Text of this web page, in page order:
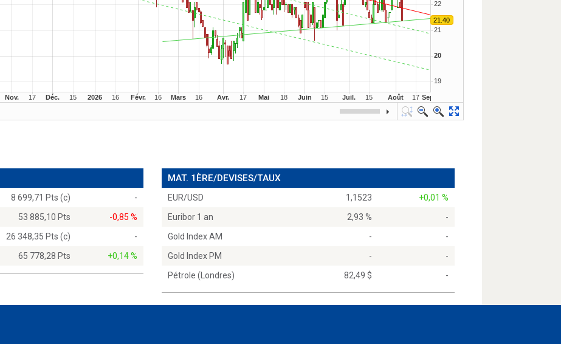
8 699,71 Pts (c)
-
53 885,10 Pts
-0,85 %
26 348,35 Pts (c)
-
65 778,28 Pts +0,14 %
MAT. 1ÈRE/DEVISES/TAUX
EUR/USD 1,1523
+0,01 %
Euribor 1 an
2,93 %
-
Gold Index AM
-
-
Gold Index PM
-
-
Pétrole (Londres)
82,49 $ -